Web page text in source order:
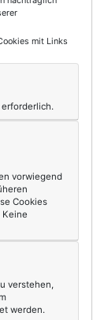
mit Links
vorwiegend
Cookies
verstehen,
werden.